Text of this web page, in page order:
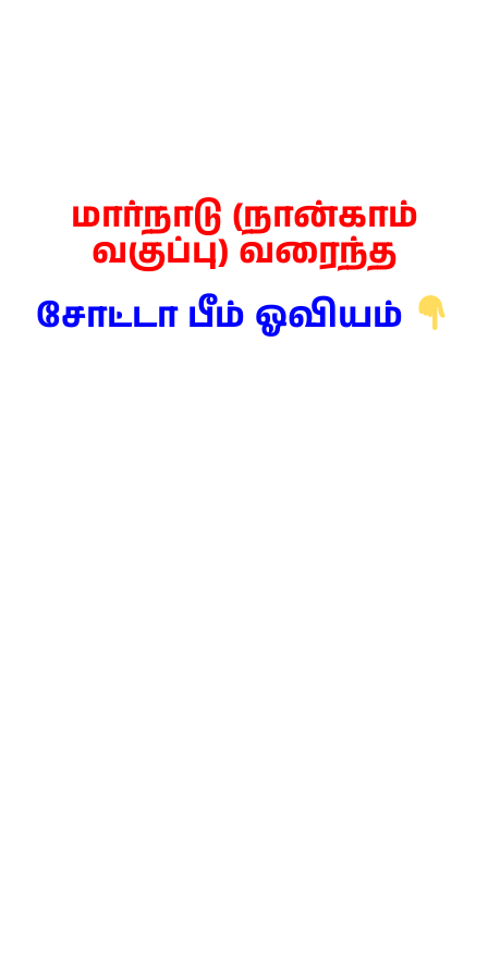
மார்நாடு (நான்காம்
வகுப்பு) வரைந்த
சோட்டா பீம் ஓவியம்